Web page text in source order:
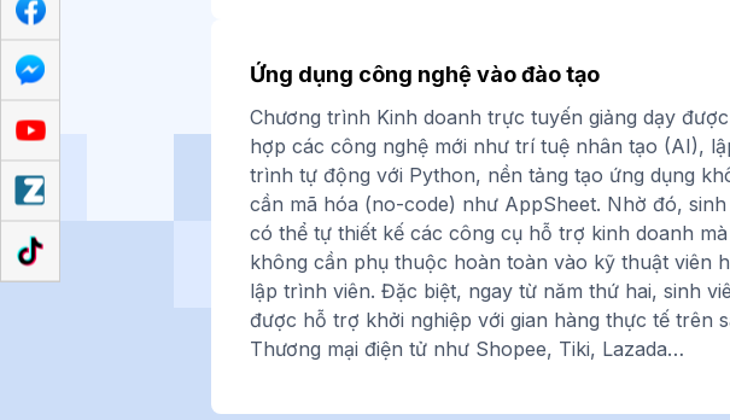
Ứng dụng công nghệ vào đào tạo
Chương trình Kinh doanh trực tuyến giảng dạy
hợp các công nghệ mới như trí tuệ nhân tạo (AI),
trình tự động với Python, nền tảng tạo ứng dụng
cần mã hóa (no-code) như AppSheet. Nhờ đó, sinh
có thể tự thiết kế các công cụ hỗ trợ kinh doanh mà
không cần phụ thuộc hoàn toàn vào kỹ thuật viên
lập trình viên. Đặc biệt, ngay từ năm thứ hai, sinh
được hỗ trợ khởi nghiệp với gian hàng thực tế trên
Thương mại điện tử như Shopee, Tiki, Lazada…